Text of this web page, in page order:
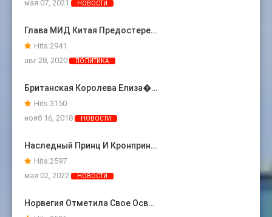
мая 07, 2021
НОВОСТИ
Глава МИД Китая Предостере…
Hits:2941
авг 28, 2020
ПОЛИТИКА
Британская Королева Елиза�…
Hits:3150
нояб 16, 2018
НОВОСТИ
Наследный Принц И Кронприн…
Hits:2597
мая 02, 2022
НОВОСТИ
Норвегия Отметила Свое Осв…